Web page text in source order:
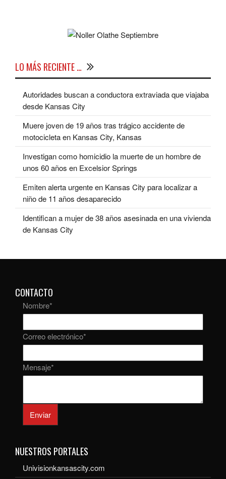
LO MÁS RECIENTE …
Autoridades buscan a conductora extraviada que viajaba
desde Kansas City
Muere joven de 19 años tras trágico accidente de
motocicleta en Kansas City, Kansas
Investigan como homicidio la muerte de un hombre de
unos 60 años en Excelsior Springs
Emiten alerta urgente en Kansas City para localizar a
niño de 11 años desaparecido
Identifican a mujer de 38 años asesinada en una vivienda
de Kansas City
CONTACTO
Nombre*
Correo electrónico*
Mensaje*
Enviar
NUESTROS PORTALES
Univisionkansascity.com